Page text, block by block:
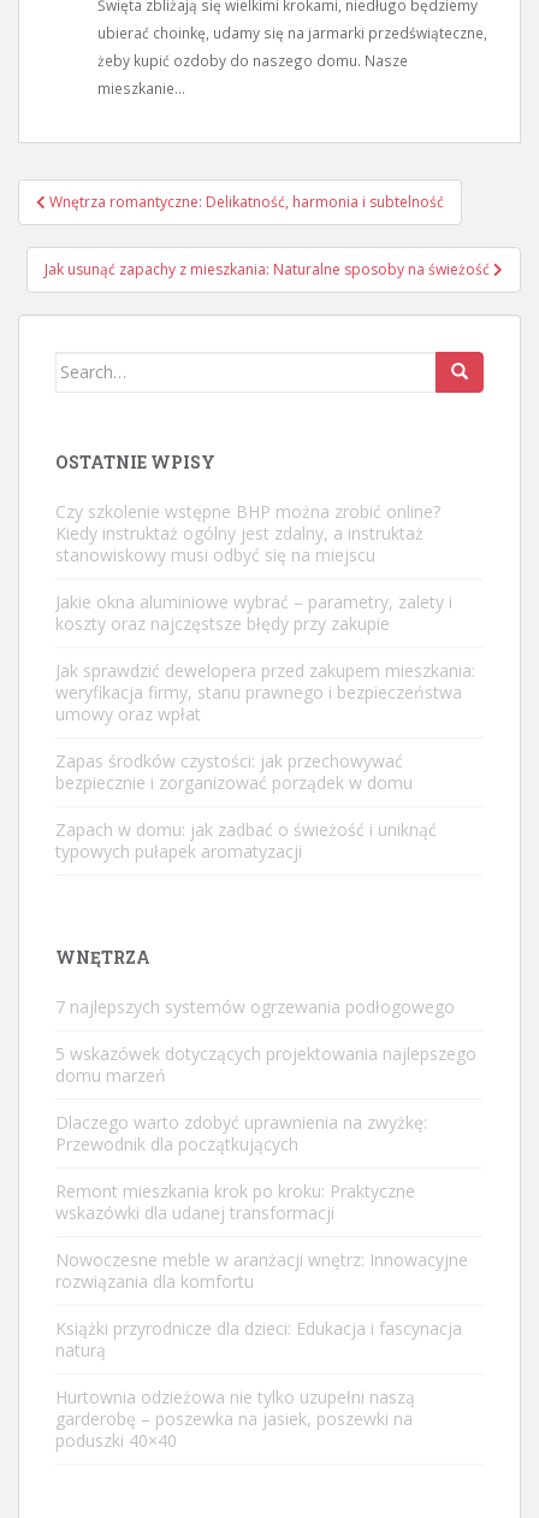
Święta zbliżają się wielkimi krokami, niedługo będziemy
ubierać choinkę, udamy się na jarmarki przedświąteczne,
żeby kupić ozdoby do naszego domu. Nasze
mieszkanie...
Nawigacja
wpisu
Wnętrza romantyczne: Delikatność, harmonia i subtelność
Jak usunąć zapachy z mieszkania: Naturalne sposoby na świeżość
Search
OSTATNIE WPISY
Czy szkolenie wstępne BHP można zrobić online?
Kiedy instruktaż ogólny jest zdalny, a instruktaż
stanowiskowy musi odbyć się na miejscu
Jakie okna aluminiowe wybrać – parametry, zalety i
koszty oraz najczęstsze błędy przy zakupie
Jak sprawdzić dewelopera przed zakupem mieszkania:
weryfikacja firmy, stanu prawnego i bezpieczeństwa
umowy oraz wpłat
Zapas środków czystości: jak przechowywać
bezpiecznie i zorganizować porządek w domu
Zapach w domu: jak zadbać o świeżość i uniknąć
typowych pułapek aromatyzacji
WNĘTRZA
7 najlepszych systemów ogrzewania podłogowego
5 wskazówek dotyczących projektowania najlepszego
domu marzeń
Dlaczego warto zdobyć uprawnienia na zwyżkę:
Przewodnik dla początkujących
Remont mieszkania krok po kroku: Praktyczne
wskazówki dla udanej transformacji
Nowoczesne meble w aranżacji wnętrz: Innowacyjne
rozwiązania dla komfortu
Książki przyrodnicze dla dzieci: Edukacja i fascynacja
naturą
Hurtownia odzieżowa nie tylko uzupełni naszą
garderobę – poszewka na jasiek, poszewki na
poduszki 40×40